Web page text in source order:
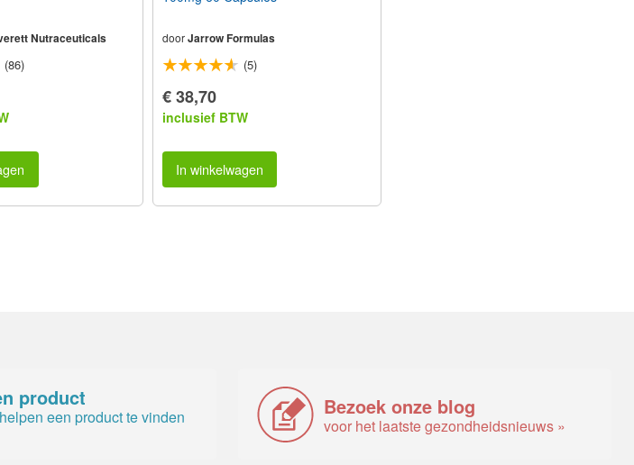
Nutraceuticals
(86)
door Jarrow Formulas
(5)
€ 38,70
inclusief BTW
In winkelwagen
product
een product te vinden
Bezoek onze blog
voor het laatste gezondheidsnieuws »